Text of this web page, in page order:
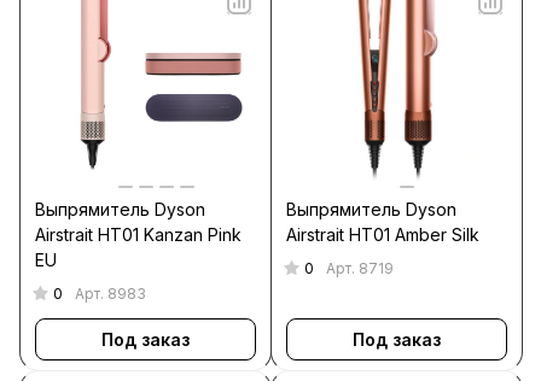
Выпрямитель Dyson
Airstrait HT01 Kanzan Pink
EU
0 Арт. 8983
Под заказ
Выпрямитель Dyson
Airstrait HT01 Amber Silk
0 Арт. 8719
Под заказ